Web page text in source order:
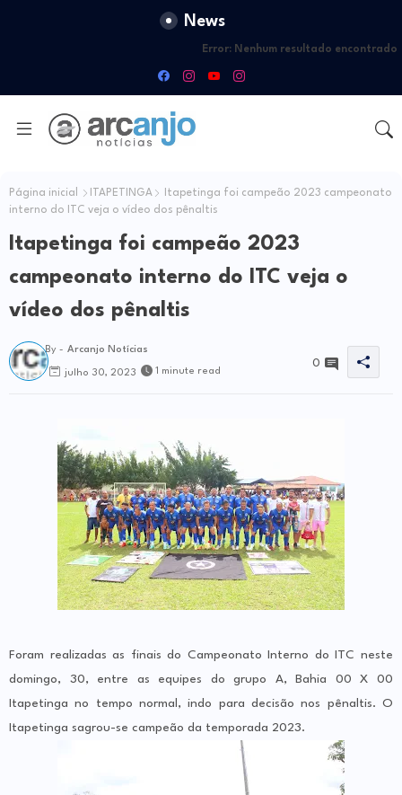
News
Error: Nenhum resultado encontrado
Página inicial ITAPETINGA
Itapetinga foi campeão 2023 campeonato
interno do ITC veja o vídeo dos pênaltis
Itapetinga foi campeão 2023
campeonato interno do ITC veja o
vídeo dos pênaltis
By - Arcanjo Notícias
julho 30, 2023 1 minute read
0
Foram realizadas as finais do Campeonato Interno do ITC neste
domingo, 30, entre as equipes do grupo A, Bahia 00 X 00
Itapetinga no tempo normal, indo para decisão nos pênaltis. O
Itapetinga sagrou-se campeão da temporada 2023.